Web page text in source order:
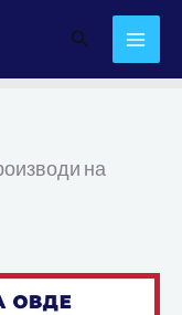
Search
на